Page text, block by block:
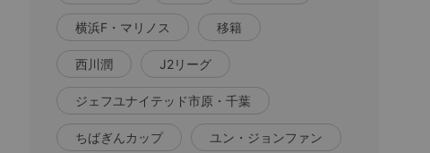
横浜F・マリノス 移籍
西川潤 J2リーグ
ジェフユナイテッド市原・千葉
ちばぎんカップ ユン・ジョンファン